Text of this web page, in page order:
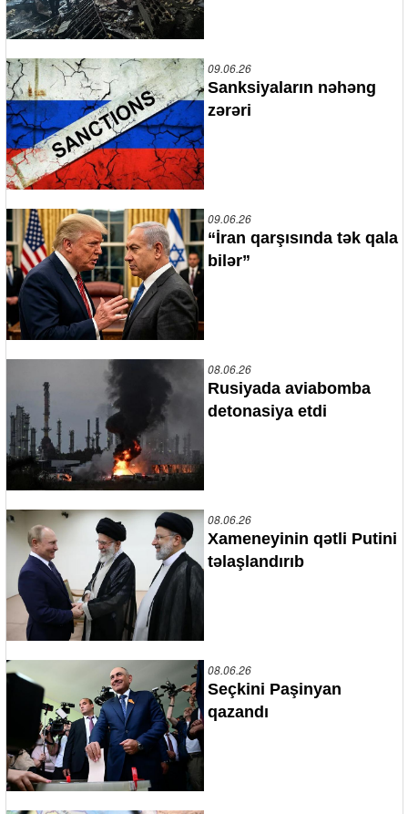
09.06.26
Sanksiyaların nəhəng
zərəri
09.06.26
“İran qarşısında tək qala
bilər”
08.06.26
Rusiyada aviabomba
detonasiya etdi
08.06.26
Xameneyinin qətli Putini
təlaşlandırıb
08.06.26
Seçkini Paşinyan
qazandı